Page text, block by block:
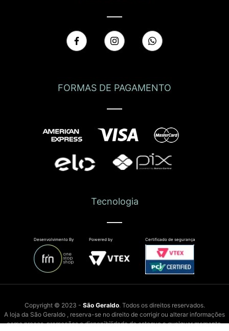
FORMAS DE PAGAMENTO
Tecnologia
Desenvolvimento By Powered by Certificado de segurança
Copyright © 2023 - São Geraldo. Todos os direitos reservados.
A loja da São Geraldo , reserva-se no direito de corrigir ou alterar informações
como preços, promoções e disponibilidade de estoque a qualquer momento.